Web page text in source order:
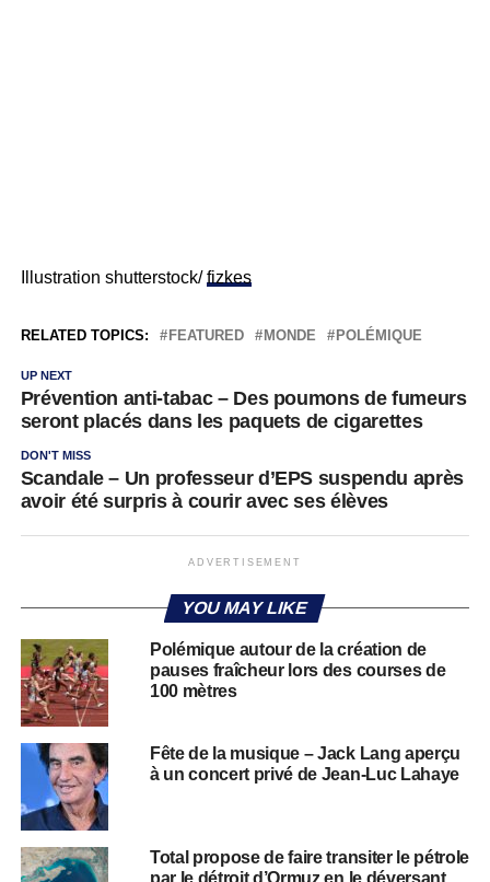
Illustration shutterstock/fizkes
RELATED TOPICS: FEATURED MONDE POLÉMIQUE
UP NEXT
Prévention anti-tabac – Des poumons de fumeurs
seront placés dans les paquets de cigarettes
DON'T MISS
Scandale – Un professeur d’EPS suspendu après
avoir été surpris à courir avec ses élèves
ADVERTISEMENT
YOU MAY LIKE
Polémique autour de la création de
pauses fraîcheur lors des courses de
100 mètres
Fête de la musique – Jack Lang aperçu
à un concert privé de Jean-Luc Lahaye
Total propose de faire transiter le pétrole
par le détroit d’Ormuz en le déversant